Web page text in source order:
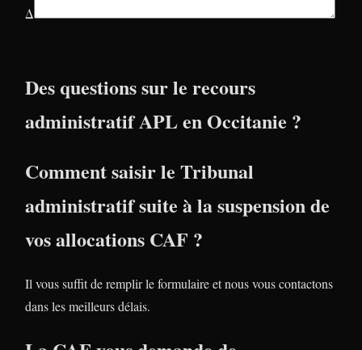
Δ
Des questions sur le recours
administratif APL en Occitanie ?
Comment saisir le Tribunal
administratif suite à la suspension de
vos allocations CAF ?
Il vous suffit de remplir le formulaire et nous vous contactons
dans les meilleurs délais.